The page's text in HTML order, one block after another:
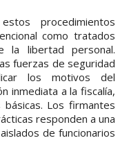
procedimientos
como tratados
la libertad personal.
fuerzas de seguridad
los motivos del
inmediata a la fiscalía,
básicas. Los firmantes
responden a una
de funcionarios